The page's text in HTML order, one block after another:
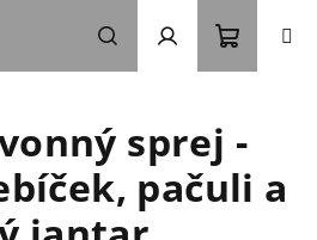
Hledat Přihlášení
košík
sprej -
pačuli a